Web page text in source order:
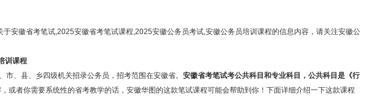
徽省考笔试,2025安徽省考笔试课程,2025安徽公务员考试,安徽公务员培训课程的信息内容，请关注安徽公
训课程
、县、乡四级机关招录公务员，招考范围在安徽省。 安徽省考笔试考公共科目和专业科目，公共科目是《行
者你需要系统性的省考教学的话，安徽华图的这款笔试课程可能会帮助到你！下面详细介绍一下这款课程